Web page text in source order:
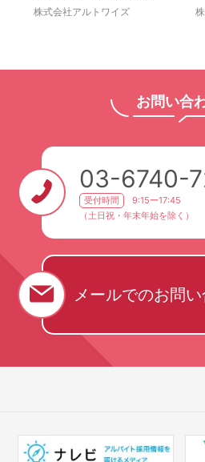
株式会社アルトワイズ
お問い合
03-6740-
受付時間
9:15ー17:45
（土日祝・年末年始を除く）
メールでのお問